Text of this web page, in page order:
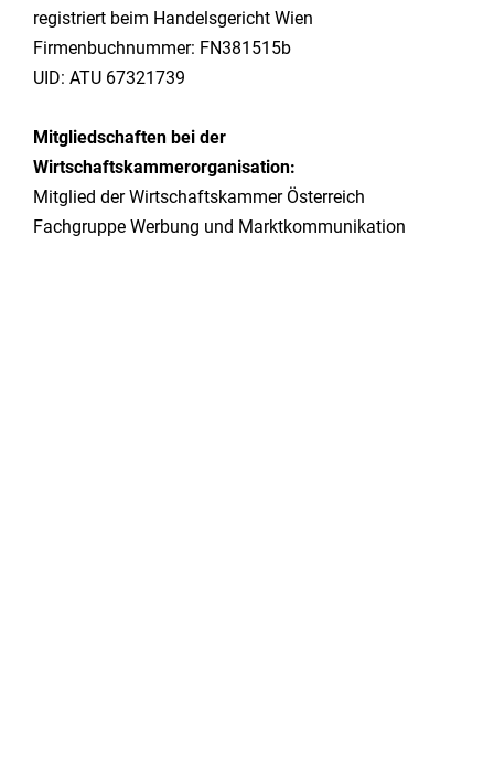
registriert beim Handelsgericht Wien
Firmenbuchnummer: FN381515b
UID: ATU 67321739
Mitgliedschaften bei der
Wirtschaftskammerorganisation:
Mitglied der Wirtschaftskammer Österreich
Fachgruppe Werbung und Marktkommunikation